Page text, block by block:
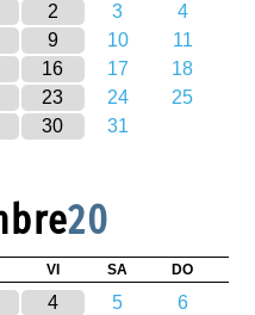
2 3
4
9 10
11
16 17
18
23 24
25
30 31
20
VI SA DO
4 5
6